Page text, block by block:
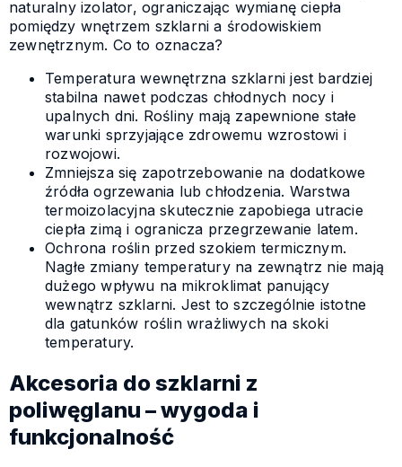
naturalny izolator, ograniczając wymianę ciepła
pomiędzy wnętrzem szklarni a środowiskiem
zewnętrznym. Co to oznacza?
Temperatura wewnętrzna szklarni jest bardziej
stabilna nawet podczas chłodnych nocy i
upalnych dni. Rośliny mają zapewnione stałe
warunki sprzyjające zdrowemu wzrostowi i
rozwojowi.
Zmniejsza się zapotrzebowanie na dodatkowe
źródła ogrzewania lub chłodzenia. Warstwa
termoizolacyjna skutecznie zapobiega utracie
ciepła zimą i ogranicza przegrzewanie latem.
Ochrona roślin przed szokiem termicznym.
Nagłe zmiany temperatury na zewnątrz nie mają
dużego wpływu na mikroklimat panujący
wewnątrz szklarni. Jest to szczególnie istotne
dla gatunków roślin wrażliwych na skoki
temperatury.
Akcesoria do szklarni z
poliwęglanu – wygoda i
funkcjonalność